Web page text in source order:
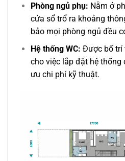
Phòng ngủ phụ: Nằm ở
cửa sổ trổ ra khoảng
bảo mọi phòng ngủ đều
Hệ thống WC: Được bố trí
cho việc lắp đặt hệ
ưu chi phí kỹ thuật.